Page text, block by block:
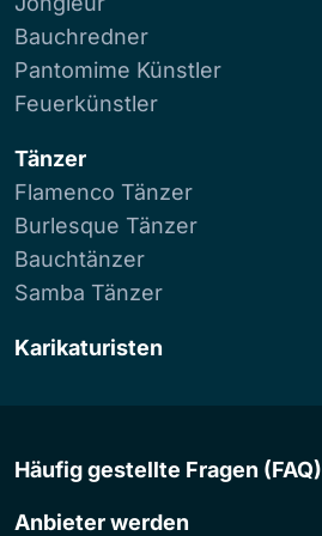
Bauchredner
Pantomime Künstler
Feuerkünstler
Tänzer
Flamenco Tänzer
Burlesque Tänzer
Bauchtänzer
Samba Tänzer
Karikaturisten
Häufig gestellte Fragen (FAQ)
Anbieter werden